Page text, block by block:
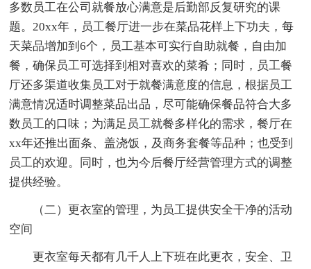
多数员工在公司就餐放心满意是后勤部反复研究的课
题。20xx年，员工餐厅进一步在菜品花样上下功夫，每
天菜品增加到6个，员工基本可实行自助就餐，自由加
餐，确保员工可选择到相对喜欢的菜肴；同时，员工餐
厅还多渠道收集员工对于就餐满意度的信息，根据员工
满意情况适时调整菜品出品，尽可能确保餐品符合大多
数员工的口味；为满足员工就餐多样化的需求，餐厅在
xx年还推出面条、盖浇饭，及商务套餐等品种；也受到
员工的欢迎。同时，也为今后餐厅经营管理方式的调整
提供经验。
（二）更衣室的管理，为员工提供安全干净的活动
空间
更衣室每天都有几千人上下班在此更衣，安全、卫